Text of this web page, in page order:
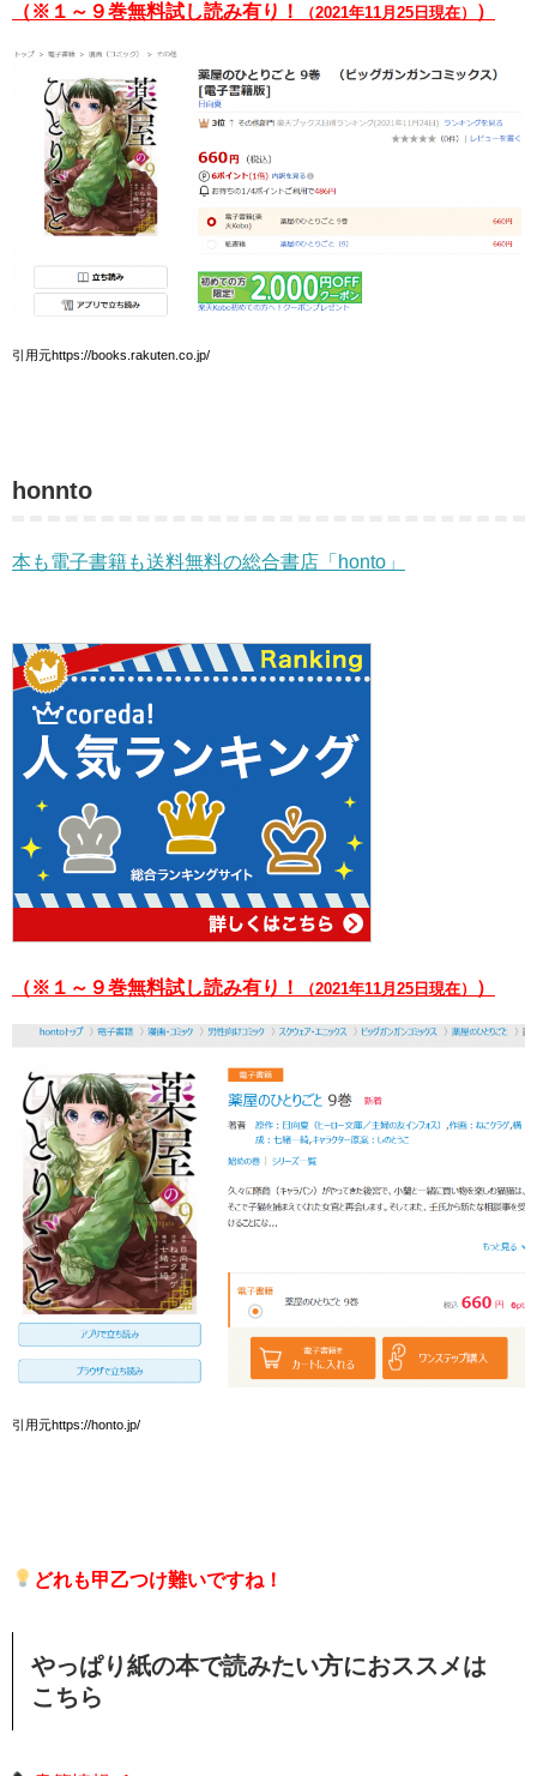
（※１～９巻無料試し読み有り！ （2021年11月25日現在） ）
引用元https://books.rakuten.co.jp/
honnto
本も電子書籍も送料無料の総合書店「honto」
（※１～９巻無料試し読み有り！ （2021年11月25日現在） ）
引用元https://honto.jp/
どれも甲乙つけ難いですね！
やっぱり紙の本で読みたい方におススメは
こちら